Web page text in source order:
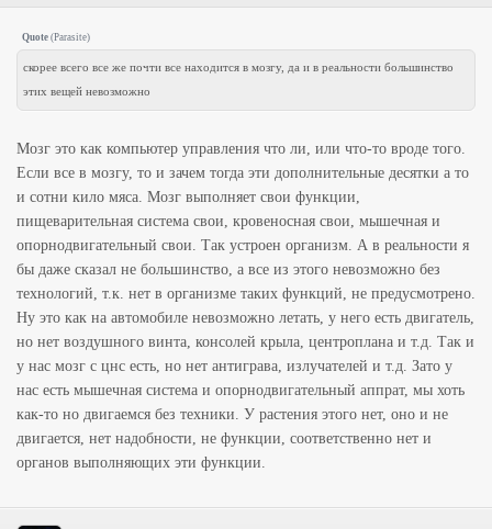
Quote (Parasite)
скорее всего все же почти все находится в мозгу, да и в реальности большинство
этих вещей невозможно
Мозг это как компьютер управления что ли, или что-то вроде того.
Если все в мозгу, то и зачем тогда эти дополнительные десятки а то
и сотни кило мяса. Мозг выполняет свои функции,
пищеварительная система свои, кровеносная свои, мышечная и
опорнодвигательный свои. Так устроен организм. А в реальности я
бы даже сказал не большинство, а все из этого невозможно без
технологий, т.к. нет в организме таких функций, не предусмотрено.
Ну это как на автомобиле невозможно летать, у него есть двигатель,
но нет воздушного винта, консолей крыла, центроплана и т.д. Так и
у нас мозг с цнс есть, но нет антиграва, излучателей и т.д. Зато у
нас есть мышечная система и опорнодвигательный аппрат, мы хоть
как-то но двигаемся без техники. У растения этого нет, оно и не
двигается, нет надобности, не функции, соответственно нет и
органов выполняющих эти функции.